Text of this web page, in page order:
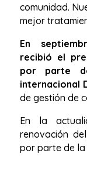
comunidad.
mejor
En
recibió el
por parte
internacional
de gestión de
En la
renovación
por parte de la